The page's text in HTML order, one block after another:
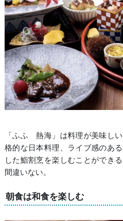
「ふふ 熱海」は料理が美味し
格的な日本料理、ライブ感のあ
した鮨割烹を楽しむことができ
間違いない。
朝食は和食を楽しむ